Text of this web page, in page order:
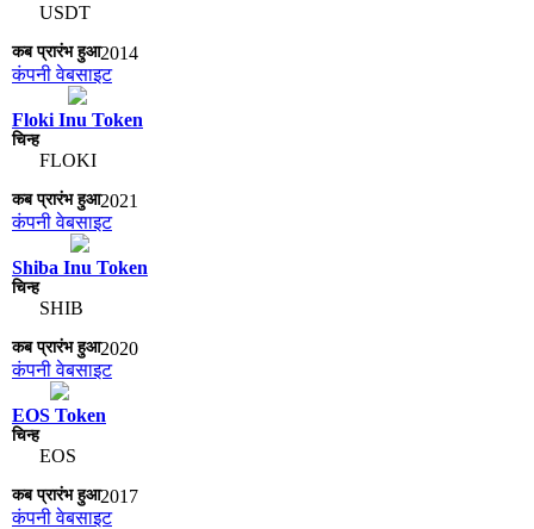
USDT
2014
कंपनी वेबसाइट
Floki Inu Token
FLOKI
2021
कंपनी वेबसाइट
Shiba Inu Token
SHIB
2020
कंपनी वेबसाइट
EOS Token
EOS
2017
कंपनी वेबसाइट